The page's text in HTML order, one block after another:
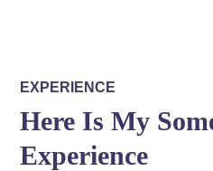
EXPERIENCE
Here Is My
Experience